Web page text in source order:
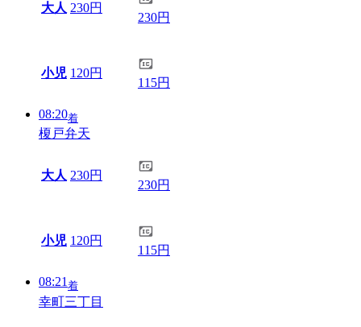
大人 230円
230円
小児 120円
115円
08:20着
榎戸弁天
大人 230円
230円
小児 120円
115円
08:21着
幸町三丁目